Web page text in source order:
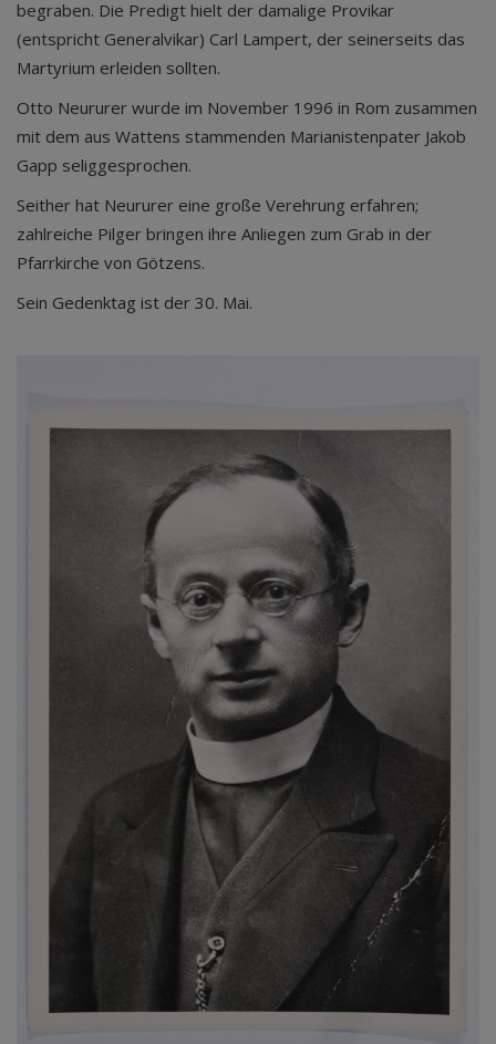
begraben. Die Predigt hielt der damalige Provikar
(entspricht Generalvikar) Carl Lampert, der seinerseits das
Martyrium erleiden sollten.
Otto Neururer wurde im November 1996 in Rom zusammen
mit dem aus Wattens stammenden Marianistenpater Jakob
Gapp seliggesprochen.
Seither hat Neururer eine große Verehrung erfahren;
zahlreiche Pilger bringen ihre Anliegen zum Grab in der
Pfarrkirche von Götzens.
Sein Gedenktag ist der 30. Mai.